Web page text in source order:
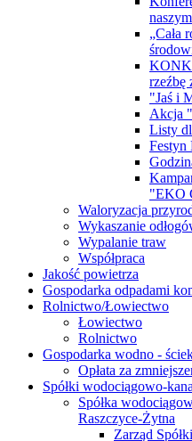
„Cała
rzeźbę
"Jaś i
Akcja
Listy
Festyn
"EKO
Waloryzacja
Wykaszanie
Wypalanie traw
Współpraca
Jakość powietrza
Gospodarka odpadami
Rolnictwo/Łowiectwo
Łowiectwo
Rolnictwo
Gospodarka wodno -
Opłata za
Spółki wodociągowo-
Spółka
Raszczyce-Żytna
Zarząd Spółki